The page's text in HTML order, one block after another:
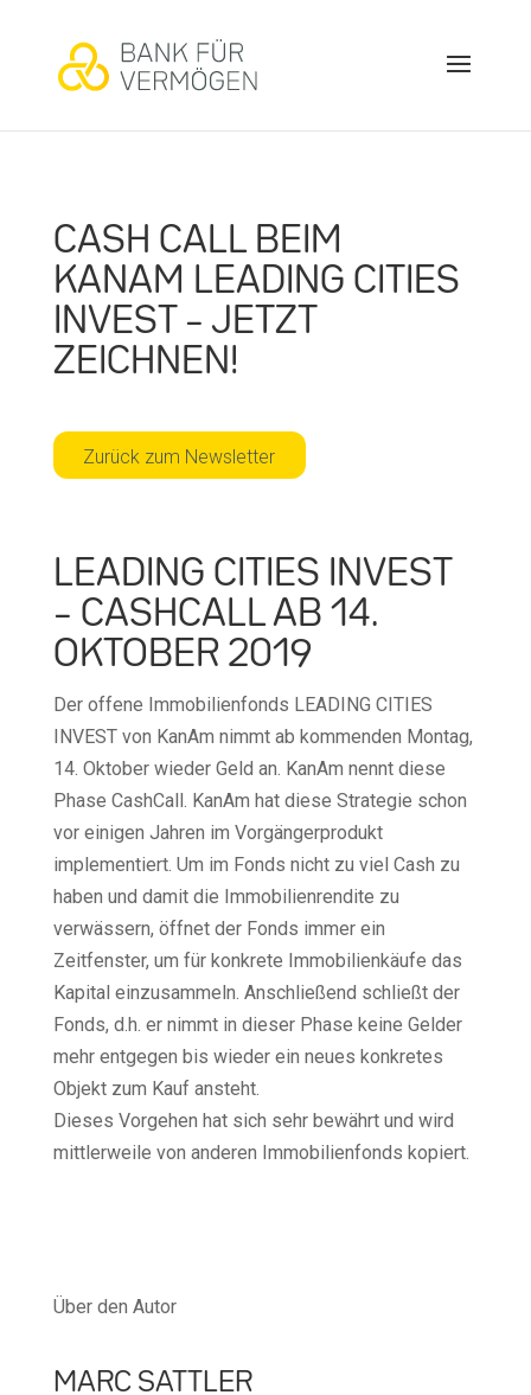
CASH CALL BEIM
KANAM LEADING CITIES
INVEST – JETZT
ZEICHNEN!
Zurück zum Newsletter
LEADING CITIES INVEST
– CASHCALL AB 14.
OKTOBER 2019
Der offene Immobilienfonds LEADING CITIES
INVEST von KanAm nimmt ab kommenden Montag,
14. Oktober wieder Geld an. KanAm nennt diese
Phase CashCall. KanAm hat diese Strategie schon
vor einigen Jahren im Vorgängerprodukt
implementiert. Um im Fonds nicht zu viel Cash zu
haben und damit die Immobilienrendite zu
verwässern, öffnet der Fonds immer ein
Zeitfenster, um für konkrete Immobilienkäufe das
Kapital einzusammeln. Anschließend schließt der
Fonds, d.h. er nimmt in dieser Phase keine Gelder
mehr entgegen bis wieder ein neues konkretes
Objekt zum Kauf ansteht.
Dieses Vorgehen hat sich sehr bewährt und wird
mittlerweile von anderen Immobilienfonds kopiert.
Über den Autor
MARC SATTLER